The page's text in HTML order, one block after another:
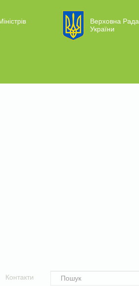
Верховна Рада
України
Контакти